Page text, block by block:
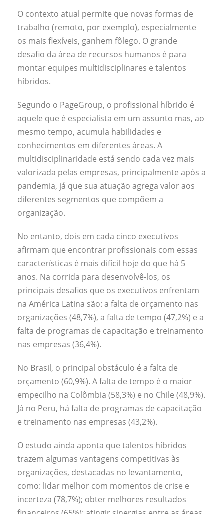
O contexto atual permite que novas formas de
trabalho (remoto, por exemplo), especialmente
os mais flexíveis, ganhem fôlego. O grande
desafio da área de recursos humanos é para
montar equipes multidisciplinares e talentos
híbridos.
Segundo o PageGroup, o profissional híbrido é
aquele que é especialista em um assunto mas, ao
mesmo tempo, acumula habilidades e
conhecimentos em diferentes áreas. A
multidisciplinaridade está sendo cada vez mais
valorizada pelas empresas, principalmente após a
pandemia, já que sua atuação agrega valor aos
diferentes segmentos que compõem a
organização.
No entanto, dois em cada cinco executivos
afirmam que encontrar profissionais com essas
características é mais difícil hoje do que há 5
anos. Na corrida para desenvolvê-los, os
principais desafios que os executivos enfrentam
na América Latina são: a falta de orçamento nas
organizações (48,7%), a falta de tempo (47,2%) e a
falta de programas de capacitação e treinamento
nas empresas (36,4%).
No Brasil, o principal obstáculo é a falta de
orçamento (60,9%). A falta de tempo é o maior
empecilho na Colômbia (58,3%) e no Chile (48,9%).
Já no Peru, há falta de programas de capacitação
e treinamento nas empresas (43,2%).
O estudo ainda aponta que talentos híbridos
trazem algumas vantagens competitivas às
organizações, destacadas no levantamento,
como: lidar melhor com momentos de crise e
incerteza (78,7%); obter melhores resultados